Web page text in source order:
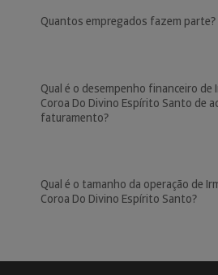
Quantos empregados fazem parte?
Qual é o desempenho financeiro de
Coroa Do Divino Espírito Santo de
faturamento?
Qual é o tamanho da operação de
Coroa Do Divino Espírito Santo?